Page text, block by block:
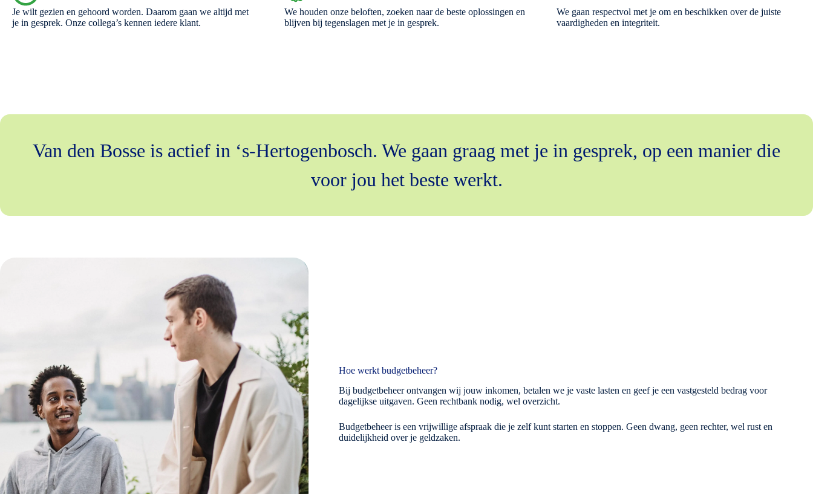
Je wilt gezien en gehoord worden. Daarom gaan we altijd met
je in gesprek. Onze collega’s kennen iedere klant.
We houden onze beloften, zoeken naar de beste oplossingen en
blijven bij tegenslagen met je in gesprek.
We gaan respectvol met je om en beschikken over de juiste
vaardigheden en integriteit.
Van den Bosse is actief in ‘s-Hertogenbosch. We gaan graag met je in gesprek, op een manier die
voor jou het beste werkt.
Hoe werkt budgetbeheer?
Bij budgetbeheer ontvangen wij jouw inkomen, betalen we je vaste lasten en geef je een vastgesteld bedrag voor
dagelijkse uitgaven. Geen rechtbank nodig, wel overzicht.
Budgetbeheer is een vrijwillige afspraak die je zelf kunt starten en stoppen. Geen dwang, geen rechter, wel rust en
duidelijkheid over je geldzaken.